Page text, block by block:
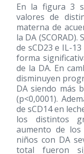
En la figura 3
valores de
materna de
la DA
de sCD23 e IL-
forma
de la DA. En
disminuyen
DA siendo más
(p<0,0001).
de sCD14 en
los distintos
aumento de
niños con DA
total fueron